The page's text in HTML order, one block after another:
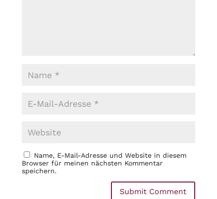
Name, E-Mail-Adresse und Website in diesem
Browser für meinen nächsten Kommentar
speichern.